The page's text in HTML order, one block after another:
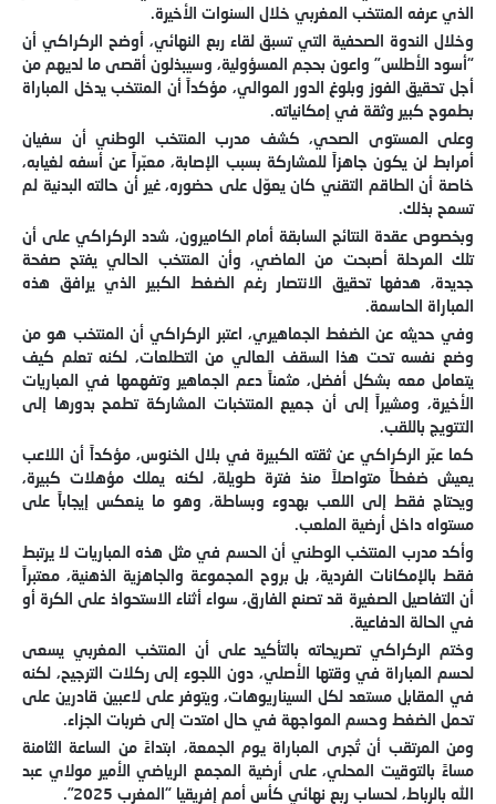
الذي عرفه المنتخب المغربي خلال السنوات الأخيرة.
وخلال الندوة الصحفية التي تسبق لقاء ربع النهائي، أوضح الركراكي أن
“أسود الأطلس” واعون بحجم المسؤولية، وسيبذلون أقصى ما لديهم من
أجل تحقيق الفوز وبلوغ الدور الموالي، مؤكداً أن المنتخب يدخل المباراة
بطموح كبير وثقة في إمكانياته.
وعلى المستوى الصحي، كشف مدرب المنتخب الوطني أن سفيان
أمرابط لن يكون جاهزاً للمشاركة بسبب الإصابة، معبّراً عن أسفه لغيابه،
خاصة أن الطاقم التقني كان يعوّل على حضوره، غير أن حالته البدنية لم
تسمح بذلك.
وبخصوص عقدة النتائج السابقة أمام الكاميرون، شدد الركراكي على أن
تلك المرحلة أصبحت من الماضي، وأن المنتخب الحالي يفتح صفحة
جديدة، هدفها تحقيق الانتصار رغم الضغط الكبير الذي يرافق هذه
المباراة الحاسمة.
وفي حديثه عن الضغط الجماهيري، اعتبر الركراكي أن المنتخب هو من
وضع نفسه تحت هذا السقف العالي من التطلعات، لكنه تعلم كيف
يتعامل معه بشكل أفضل، مثمناً دعم الجماهير وتفهمها في المباريات
الأخيرة، ومشيراً إلى أن جميع المنتخبات المشاركة تطمح بدورها إلى
التتويج باللقب.
كما عبّر الركراكي عن ثقته الكبيرة في بلال الخنوس، مؤكداً أن اللاعب
يعيش ضغطاً متواصلاً منذ فترة طويلة، لكنه يملك مؤهلات كبيرة،
ويحتاج فقط إلى اللعب بهدوء وبساطة، وهو ما ينعكس إيجاباً على
مستواه داخل أرضية الملعب.
وأكد مدرب المنتخب الوطني أن الحسم في مثل هذه المباريات لا يرتبط
فقط بالإمكانات الفردية، بل بروح المجموعة والجاهزية الذهنية، معتبراً
أن التفاصيل الصغيرة قد تصنع الفارق، سواء أثناء الاستحواذ على الكرة أو
في الحالة الدفاعية.
وختم الركراكي تصريحاته بالتأكيد على أن المنتخب المغربي يسعى
لحسم المباراة في وقتها الأصلي، دون اللجوء إلى ركلات الترجيح، لكنه
في المقابل مستعد لكل السيناريوهات، ويتوفر على لاعبين قادرين على
تحمل الضغط وحسم المواجهة في حال امتدت إلى ضربات الجزاء.
ومن المرتقب أن تُجرى المباراة يوم الجمعة، ابتداءً من الساعة الثامنة
مساءً بالتوقيت المحلي، على أرضية المجمع الرياضي الأمير مولاي عبد
الله بالرباط، لحساب ربع نهائي كأس أمم إفريقيا “المغرب 2025”.